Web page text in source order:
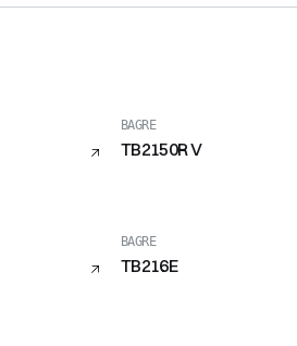
BAGRE
TB2150R V
BAGRE
TB216E